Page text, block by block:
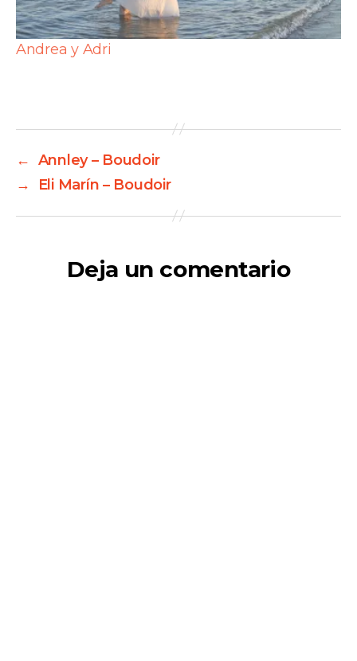
Andrea y Adri
← Annley – Boudoir
→
Eli Marín – Boudoir
Deja un comentario